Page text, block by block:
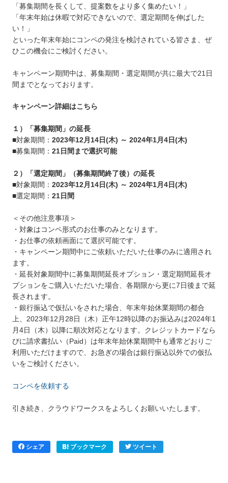
「募集期間を長くして、提案数をより多く集めたい！」
「年末年始は休暇で対応できないので、選定期間を伸ばした
い！」
といった年末年始にコンペの発注を検討されている皆さま、ぜ
ひこの機会にご検討ください。
キャンペーン期間中は、募集期間・選定期間が共に最大で21日
間までとなっております。
キャンペーン詳細はこちら
１）「募集期間」の延長
■対象期間： 2023年12月14日(木) ～ 2024年1月4日(木)
■募集期間： 21日間まで選択可能
２）「選定期間」（募集期間終了後）の延長
■対象期間： 2023年12月14日(木) ～ 2024年1月4日(木)
■選定期間： 21日間
＜その他注意事項＞
・対象はコンペ形式のお仕事のみとなります。
・お仕事の依頼画面にて選択可能です。
・キャンペーン期間中にご依頼いただいた仕事のみに適用され
ます。
・延長対象期間中に募集期間延長オプション・選定期間延長オ
プションをご購入いただいた場合、各期限から更に7日後まで延
長されます。
・銀行振込で仮払いをされた場合、年末年始休業期間の都合
上、2023年12月28日（木）正午12時以降のお振込みは2024年1
月4日（木）以降に順次対応となります。クレジットカードなら
びに請求書払い（Paid）は年末年始休業期間中も通常どおりご
利用いただけますので、お急ぎの場合は銀行振込以外での仮払
いをご検討ください。
コンペを依頼する
引き続き、クラウドワークスをよろしくお願いいたします。
シェア ブックマーク ツイート